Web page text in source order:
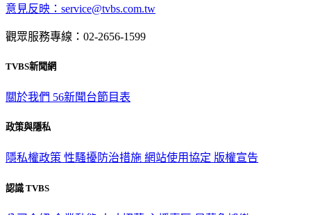
意見反映：service@tvbs.com.tw
觀眾服務專線：02-2656-1599
TVBS新聞網
關於我們 56新聞台節目表
政策與隱私
隱私權政策 性騷擾防治措施 網站使用協定 版權宣告
認識 TVBS